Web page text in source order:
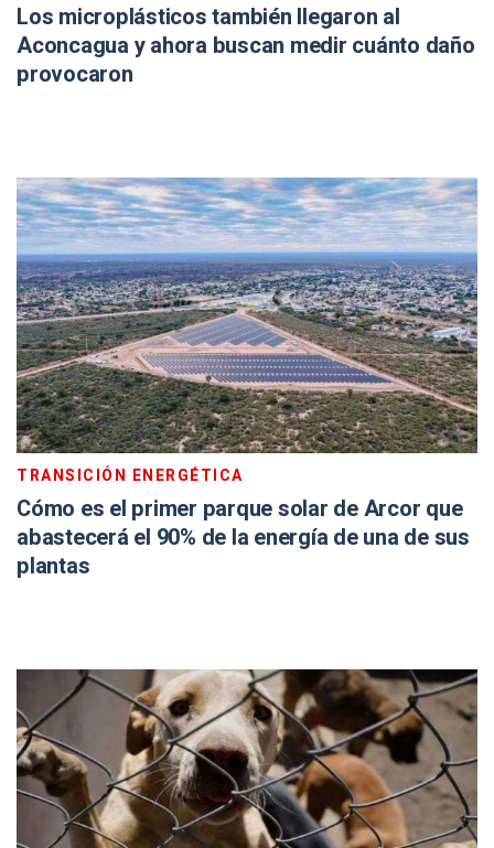
Los microplásticos también llegaron al
Aconcagua y ahora buscan medir cuánto daño
provocaron
TRANSICIÓN ENERGÉTICA
Cómo es el primer parque solar de Arcor que
abastecerá el 90% de la energía de una de sus
plantas